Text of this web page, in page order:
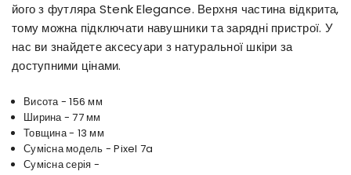
його з футляра Stenk Elegance. Верхня частина відкрита,
тому можна підключати навушники та зарядні пристрої. У
нас ви знайдете аксесуари з натуральної шкіри за
доступними цінами.
Висота - 156 мм
Ширина - 77 мм
Товщина - 13 мм
Сумісна модель - Pixel 7a
Сумісна серія -